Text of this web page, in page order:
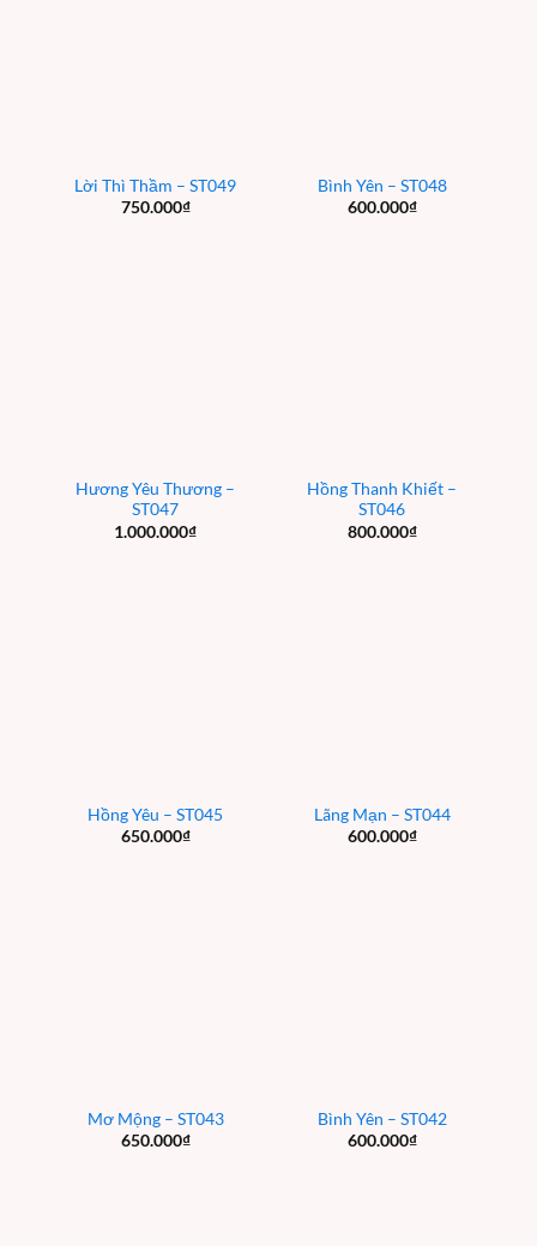
Lời Thì Thầm – ST049
750.000₫
Bình Yên – ST048
600.000₫
Hương Yêu Thương –
ST047
1.000.000₫
Hồng Thanh Khiết –
ST046
800.000₫
Hồng Yêu – ST045
650.000₫
Lãng Mạn – ST044
600.000₫
Mơ Mộng – ST043
650.000₫
Bình Yên – ST042
600.000₫